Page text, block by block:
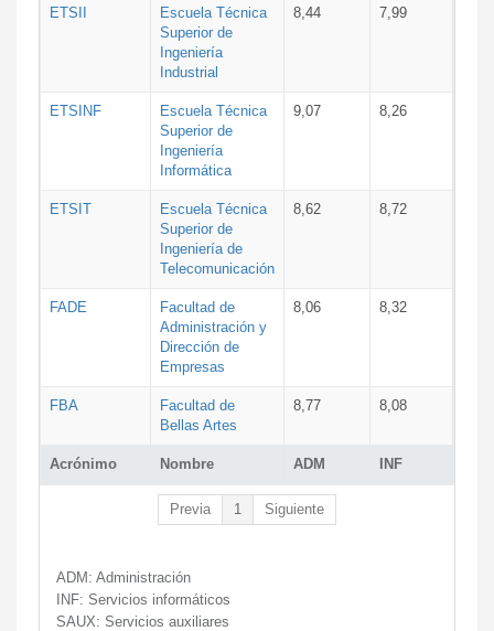
Acrónimo Nombre ADM INF
ETSII
Escuela Técnica
Superior de
Ingeniería
Industrial
8,44 7,99
ETSINF
Escuela Técnica
Superior de
Ingeniería
Informática
9,07 8,26
ETSIT
Escuela Técnica
Superior de
Ingeniería de
Telecomunicación
8,62 8,72
FADE
Facultad de
Administración y
Dirección de
Empresas
8,06 8,32
FBA
Facultad de
Bellas Artes
8,77 8,08
Previa 1 Siguiente
ADM: Administración
INF: Servicios informáticos
SAUX: Servicios auxiliares